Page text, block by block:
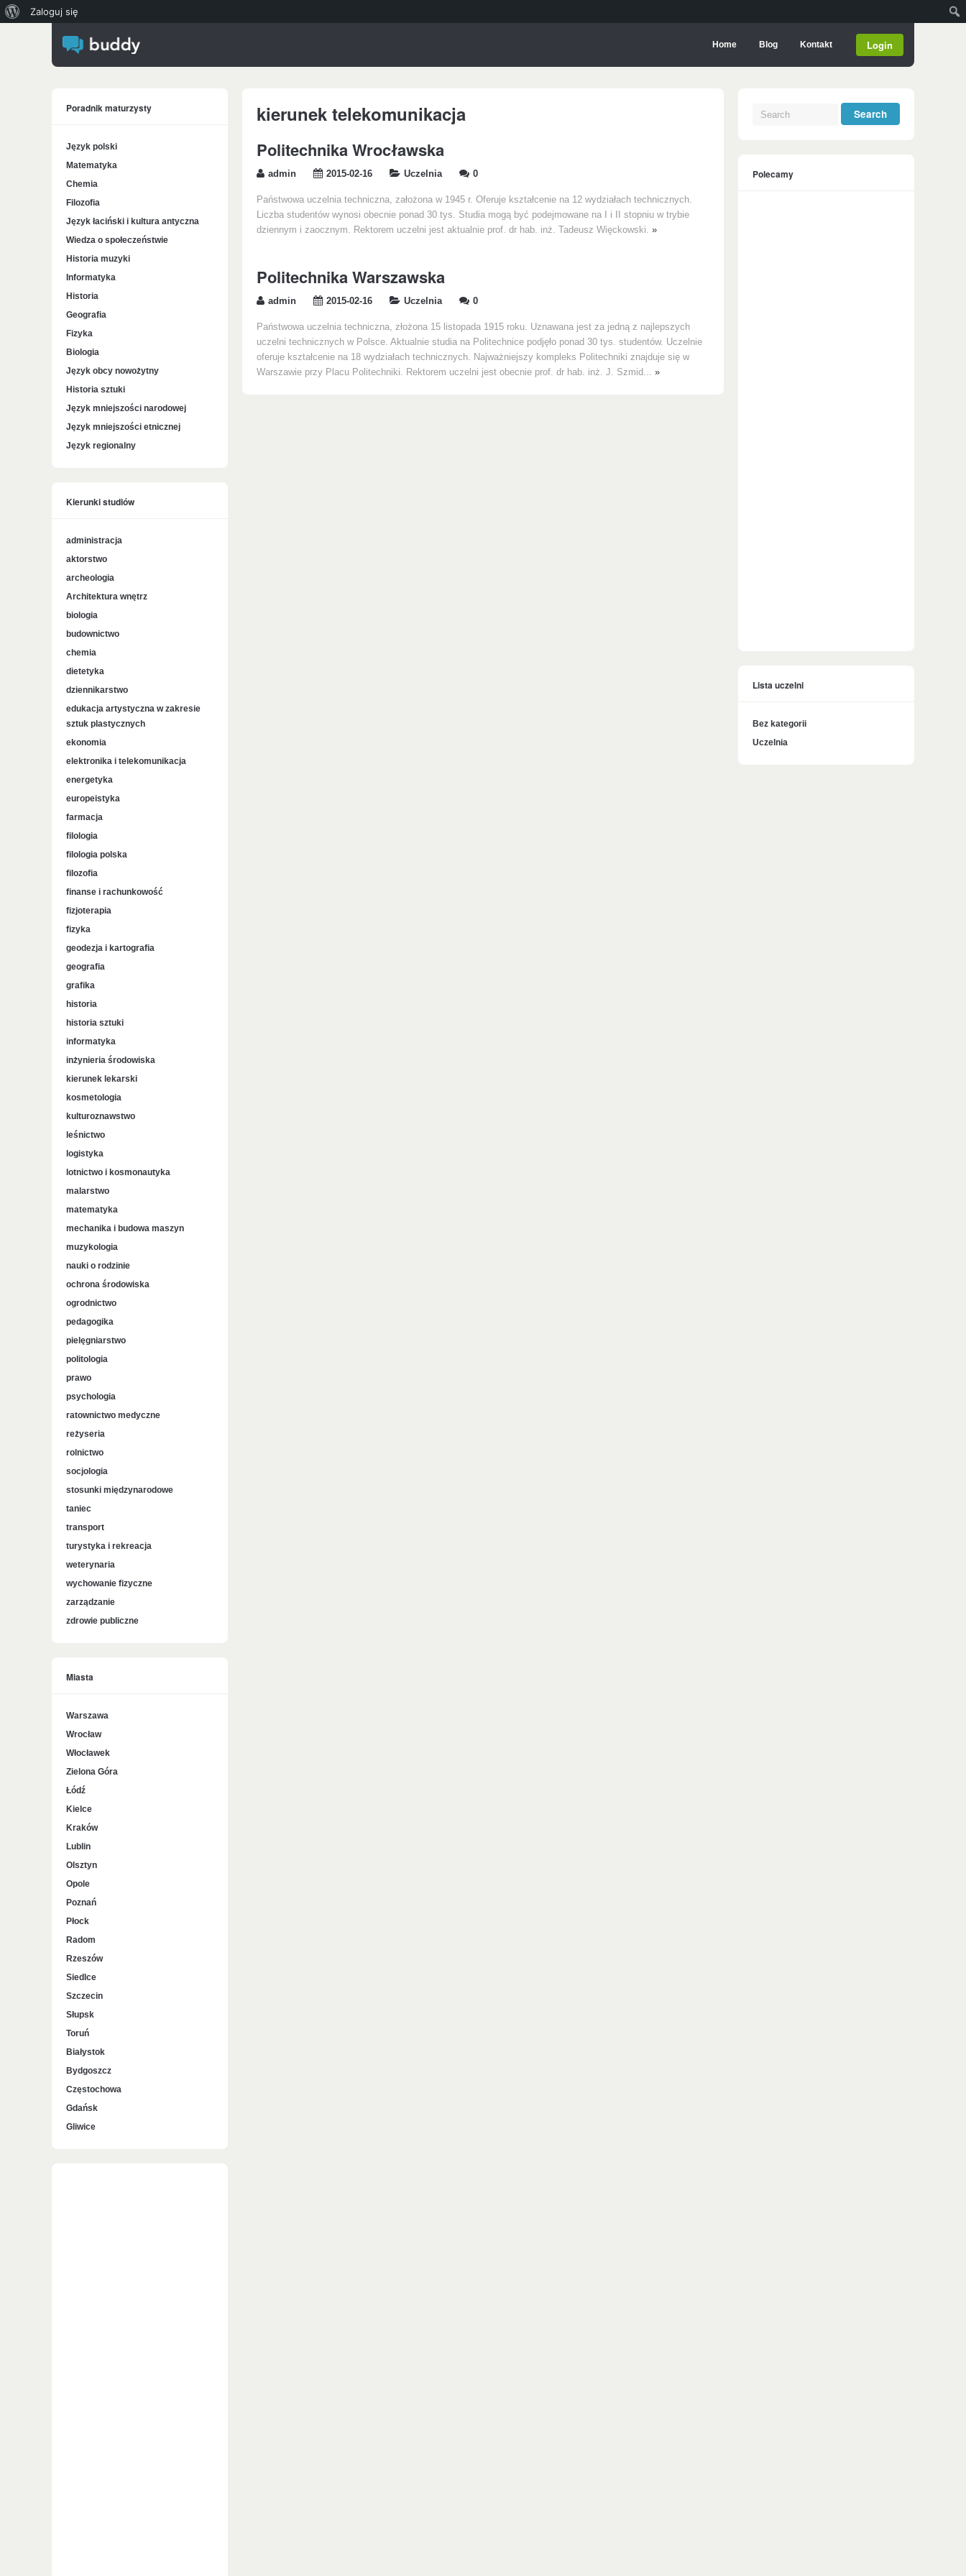
Home Blog Kontakt Login
kierunek telekomunikacja
Politechnika Wrocławska
admin 2015-02-16 Uczelnia 0
Państwowa uczelnia techniczna, założona w 1945 r. Oferuje kształcenie na 12 wydziałach technicznych.
Liczba studentów wynosi obecnie ponad 30 tys. Studia mogą być podejmowane na I i II stopniu w trybie
dziennym i zaocznym. Rektorem uczelni jest aktualnie prof. dr hab. inż. Tadeusz Więckowski. »
Politechnika Warszawska
admin 2015-02-16 Uczelnia 0
Państwowa uczelnia techniczna, złożona 15 listopada 1915 roku. Uznawana jest za jedną z najlepszych
uczelni technicznych w Polsce. Aktualnie studia na Politechnice podjęło ponad 30 tys. studentów. Uczelnie
oferuje kształcenie na 18 wydziałach technicznych. Najważniejszy kompleks Politechniki znajduje się w
Warszawie przy Placu Politechniki. Rektorem uczelni jest obecnie prof. dr hab. inż. J. Szmid... »
Poradnik maturzysty
Język polski
Matematyka
Chemia
Filozofia
Język łaciński i kultura antyczna
Wiedza o społeczeństwie
Historia muzyki
Informatyka
Historia
Geografia
Fizyka
Biologia
Język obcy nowożytny
Historia sztuki
Język mniejszości narodowej
Język mniejszości etnicznej
Język regionalny
Kierunki studiów
administracja
aktorstwo
archeologia
Architektura wnętrz
biologia
budownictwo
chemia
dietetyka
dziennikarstwo
edukacja artystyczna w zakresie
sztuk plastycznych
ekonomia
elektronika i telekomunikacja
energetyka
europeistyka
farmacja
filologia
filologia polska
filozofia
finanse i rachunkowość
fizjoterapia
fizyka
geodezja i kartografia
geografia
grafika
historia
historia sztuki
informatyka
inżynieria środowiska
kierunek lekarski
kosmetologia
kulturoznawstwo
leśnictwo
logistyka
lotnictwo i kosmonautyka
malarstwo
matematyka
mechanika i budowa maszyn
muzykologia
nauki o rodzinie
ochrona środowiska
ogrodnictwo
pedagogika
pielęgniarstwo
politologia
prawo
psychologia
ratownictwo medyczne
reżyseria
rolnictwo
socjologia
stosunki międzynarodowe
taniec
transport
turystyka i rekreacja
weterynaria
wychowanie fizyczne
zarządzanie
zdrowie publiczne
Miasta
Warszawa
Wrocław
Włocławek
Zielona Góra
Łódź
Kielce
Kraków
Lublin
Olsztyn
Opole
Poznań
Płock
Radom
Rzeszów
Siedlce
Szczecin
Słupsk
Toruń
Białystok
Bydgoszcz
Częstochowa
Gdańsk
Gliwice
Polecamy
Lista uczelni
Bez kategorii
Uczelnia
WordPressie
Zaloguj się